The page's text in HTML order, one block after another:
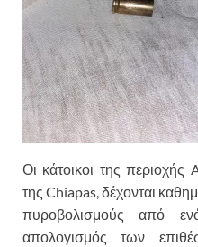
Οι κάτοικοι της
της Chiapas, δέχονται
πυροβολισμούς από
απολογισμός των